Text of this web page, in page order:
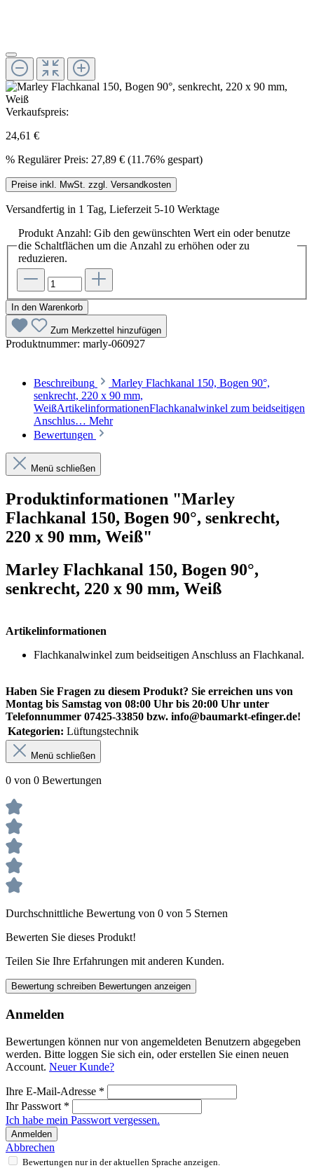
Verkaufspreis:
24,61 €
% Regulärer Preis: 27,89 € (11.76% gespart)
Preise inkl. MwSt. zzgl. Versandkosten
Versandfertig in 1 Tag, Lieferzeit 5-10 Werktage
Produkt Anzahl: Gib den gewünschten Wert ein oder benutze
die Schaltflächen um die Anzahl zu erhöhen oder zu
reduzieren.
In den Warenkorb
Zum Merkzettel hinzufügen
Produktnummer: marly-060927
Beschreibung
Marley Flachkanal 150, Bogen 90°,
senkrecht, 220 x 90 mm,
WeißArtikelinformationenFlachkanalwinkel zum beidseitigen
Anschlus… Mehr
Bewertungen
Menü schließen
Produktinformationen "Marley
Flachkanal 150, Bogen 90°, senkrecht,
220 x 90 mm, Weiß"
Marley Flachkanal 150, Bogen 90°,
senkrecht, 220 x 90 mm, Weiß
Artikelinformationen
Flachkanalwinkel zum beidseitigen Anschluss an Flachkanal.
Haben Sie Fragen zu diesem Produkt? Sie erreichen uns von
Montag bis Samstag von 08:00 Uhr bis 20:00 Uhr unter
Telefonnummer 07425-33850 bzw. info@baumarkt-efinger.de!
Kategorien: Lüftungstechnik
Menü schließen
0 von 0 Bewertungen
Durchschnittliche Bewertung von 0 von 5 Sternen
Bewerten Sie dieses Produkt!
Teilen Sie Ihre Erfahrungen mit anderen Kunden.
Bewertung schreiben Bewertungen anzeigen
Anmelden
Bewertungen können nur von angemeldeten Benutzern abgegeben
werden. Bitte loggen Sie sich ein, oder erstellen Sie einen neuen
Account. Neuer Kunde?
Ihre E-Mail-Adresse *
Ihr Passwort *
Ich habe mein Passwort vergessen.
Anmelden
Abbrechen
Bewertungen nur in der aktuellen Sprache anzeigen.